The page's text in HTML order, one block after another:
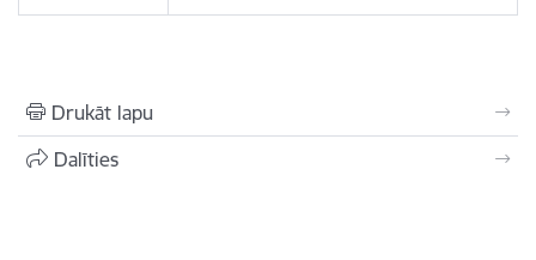
Drukāt lapu
Dalīties